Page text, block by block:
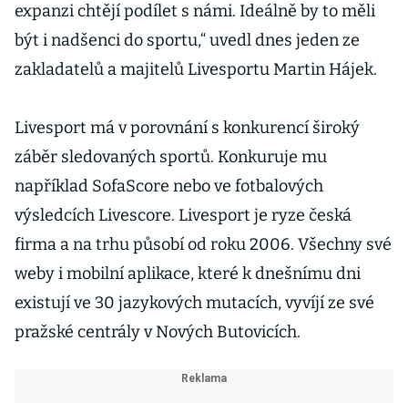
expanzi chtějí podílet s námi. Ideálně by to měli
být i nadšenci do sportu,“ uvedl dnes jeden ze
zakladatelů a majitelů Livesportu Martin Hájek.
Livesport má v porovnání s konkurencí široký
záběr sledovaných sportů. Konkuruje mu
například SofaScore nebo ve fotbalových
výsledcích Livescore. Livesport je ryze česká
firma a na trhu působí od roku 2006. Všechny své
weby i mobilní aplikace, které k dnešnímu dni
existují ve 30 jazykových mutacích, vyvíjí ze své
pražské centrály v Nových Butovicích.